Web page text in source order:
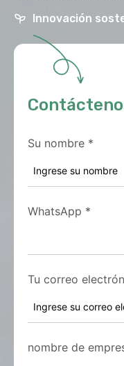
Innovación
Su nombre *
WhatsApp *
Tu correo
nombre de